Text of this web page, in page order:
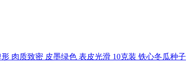
肉质致密 皮墨绿色 表皮光滑 10克装 铁心冬瓜种子